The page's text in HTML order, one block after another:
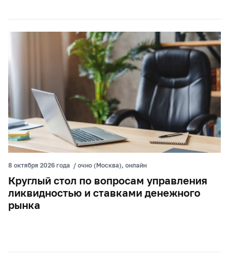
8 октября 2026 года / очно (Москва), онлайн
Круглый стол по вопросам управления
ликвидностью и ставками денежного
рынка